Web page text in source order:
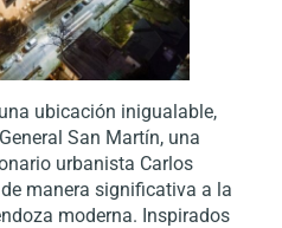
ubicación inigualable,
San Martín, una
urbanista Carlos
manera significativa a la
moderna. Inspirados